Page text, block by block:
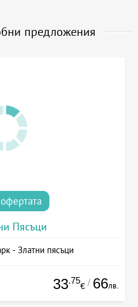
предложения
Пясъци
- Златни пясъци
33.75
€ / 66лв.